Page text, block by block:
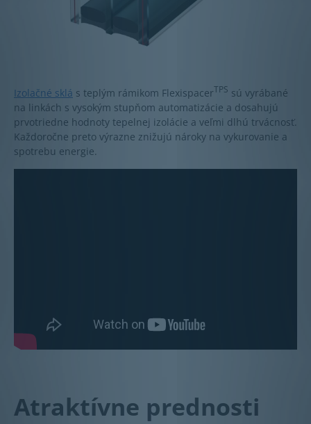
Izolačné sklá s teplým rámikom FlexispacerTPS sú vyrábané
na linkách s vysokým stupňom automatizácie a dosahujú
prvotriedne hodnoty tepelnej izolácie a veľmi dlhú trvácnosť.
Každoročne preto výrazne znižujú nároky na vykurovanie a
spotrebu energie.
Atraktívne prednosti